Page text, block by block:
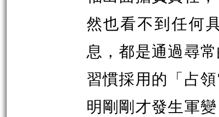
然也看不到任何
息，都是通過尋
習慣採用的「占
明剛剛才發生軍